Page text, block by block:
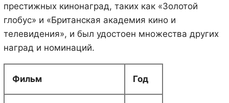
престижных кинонаград, таких как «Золотой
глобус» и «Британская академия кино и
телевидения», и был удостоен множества других
наград и номинаций.
Фильм Год